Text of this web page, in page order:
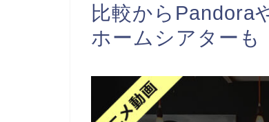
比較からPandora
ホームシアターも